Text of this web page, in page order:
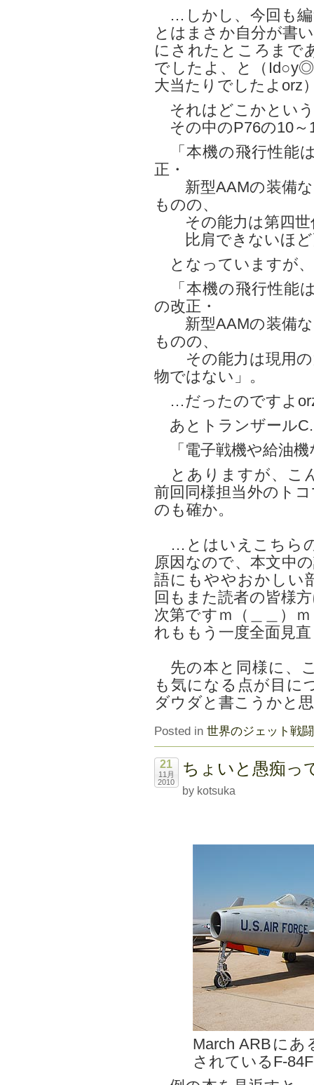
…しかし、今回も編
とはまさか自分が書
にされたところまで
でしたよ、と（
大当たりでしたよorz
それはどこかという
その中のP76の10～
「本機の飛行性能
正・
新型AAMの装備な
ものの、
その能力は第四世
比肩できないほど
となっていますが
「本機の飛行性能
の改正・
新型AAMの装備な
ものの、
その能力は現用の
物ではない」。
…だったのですよ
あとトランザール
「電子戦機や給油機
とありますが、こ
前回同様担当外のト
のも確か。
…とはいえこちら
原因なので、本文中
語にもややおかしい
回もまた読者の皆様
次第ですｍ（＿＿）
れももう一度全面見
先の本と同様に、
も気になる点が目に
ダウダと書こうかと
Posted in 世界のジェット戦
21
11月
2010
ちょいと愚痴っ
by kotsuka
March ARBにあ
されているF-84F